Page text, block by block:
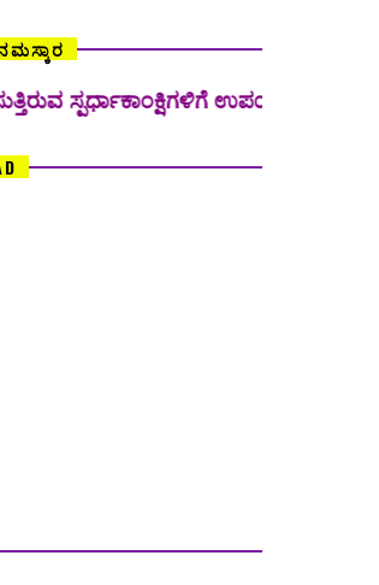
ಉಪಯುಕ್ತವಾಗುವಂತಹ